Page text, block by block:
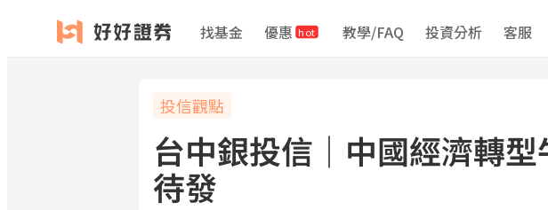
找基金 優惠 hot 教學/FAQ 投資分析 客服
投信觀點
台中銀投信｜中國經濟轉
待發